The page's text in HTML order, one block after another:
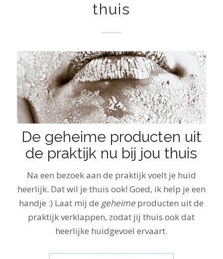
thuis
De geheime producten uit
de praktijk nu bij jou thuis
Na een bezoek aan de praktijk voelt je huid
heerlijk. Dat wil je thuis ook! Goed, ik help je een
handje :) Laat mij de geheime producten uit de
praktijk verklappen, zodat jij thuis ook dat
heerlijke huidgevoel ervaart.